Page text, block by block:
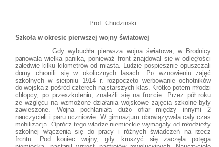
Prof. Chudziński
Szkoła w okresie pierwszej wojny światowej
Gdy wybuchła pierwsza wojna światowa, w Brodnicy
panowała wielka panika, ponieważ front znajdował się w odległości
zaledwie kilku kilometrów od miasta. Ludzie pospiesznie opuszczali
domy chronili się w okolicznych lasach. Po wznowieniu zajęć
szkolnych w sierpniu 1914 r. rozpoczęto werbowanie ochotników
do wojska z pośród czterech najstarszych klas. Krótko potem młodzi
chłopcy, po przeszkoleniu, znaleźli się na froncie. Przez pół roku
ze względu na wzmożone działania wojskowe zajęcia szkolne były
zawieszone. Wojna pochłaniała dużo ofiar między innymi 2
nauczycieli i paru uczniowie. W gimnazjum obowiązywała cały czas
mobilizacja. Oprócz tego władze niemieckie wymagały od młodzieży
szkolnej włączenia się do pracy i różnych świadczeń na rzecz
frontu. Pod koniec wojny, gdy kruszyć się zaczęła potęga